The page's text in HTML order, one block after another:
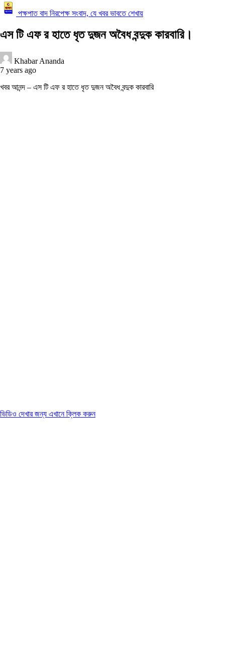
পক্ষপাত বাদ নিরপেক্ষ সংবাদ, যে খবর ভাবতে শেখায়
এস টি এফ র হাতে ধৃত দুজন অবৈধ বন্দুক কারবারি।
Khabar Ananda
7 years ago
খবর আনন্দ – এস টি এফ র হাতে ধৃত দুজন অবৈধ বন্দুক কারবারি
ভিডিও দেখার জন্য এখানে ক্লিক করুন